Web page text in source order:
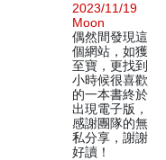
2023/11/19
Moon
偶然間發現這
個網站，如獲
至寶，更找到
小時候很喜歡
的一本書終於
出現電子版，
感謝團隊的無
私分享，謝謝
好讀！